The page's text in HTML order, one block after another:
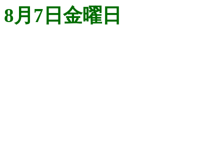
8月7日金曜日